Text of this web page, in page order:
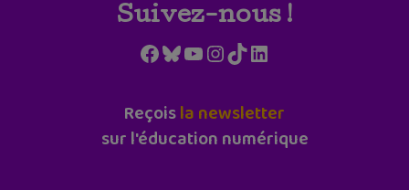
Suivez-nous !
Facebook
Bluesky
YouTube
Instagram
TikTokLinkedIn
Reçoisla newsletter
sur l'éducation numérique